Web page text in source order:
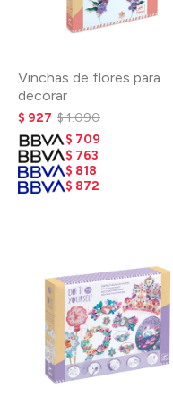
Vinchas de flores para
decorar
$ 927 $1.090
$ 709
$ 763
$ 818
$ 872